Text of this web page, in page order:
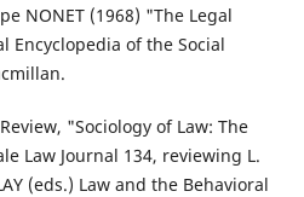
NONET (1968) "The Legal
Encyclopedia of the Social
"Sociology of Law: The
Law Journal 134, reviewing L.
(eds.) Law and the Behavioral